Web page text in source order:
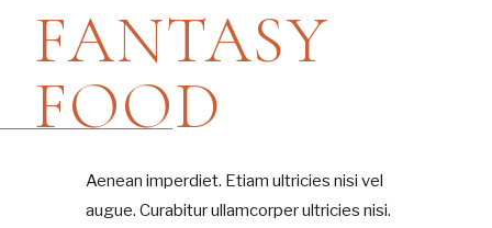
FANTASY
FOOD
Aenean imperdiet. Etiam ultricies nisi vel
augue. Curabitur ullamcorper ultricies nisi.